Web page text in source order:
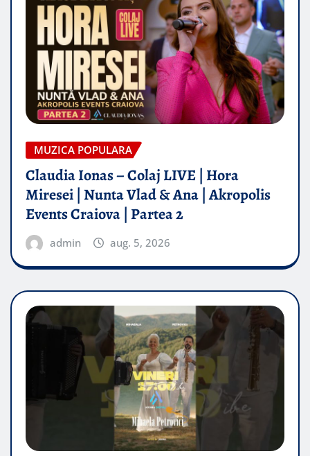
MUZICA POPULARA
Claudia Ionas – Colaj LIVE | Hora
Miresei | Nunta Vlad & Ana | Akropolis
Events Craiova | Partea 2
admin aug. 5, 2026